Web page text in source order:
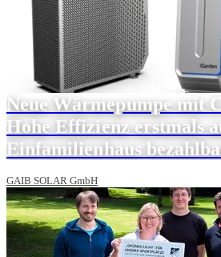
Neue Wärmepumpe mit
Hohe Effizienz erstmals
Einfamilienhaus
GAIB SOLAR GmbH